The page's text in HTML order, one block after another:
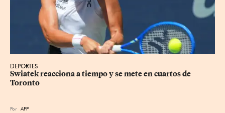
DEPORTES
Swiatek reacciona a tiempo y se mete en cuartos de
Toronto
Por AFP